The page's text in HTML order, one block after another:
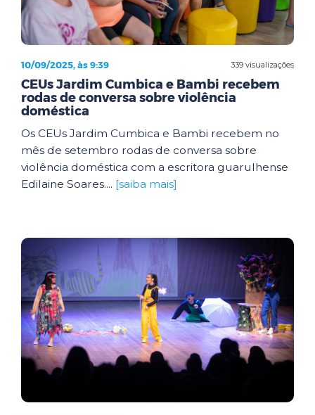
339 visualizações
10/09/2025, às 9:39
CEUs Jardim Cumbica e Bambi recebem
rodas de conversa sobre violência
doméstica
Os CEUs Jardim Cumbica e Bambi recebem no
mês de setembro rodas de conversa sobre
violência doméstica com a escritora guarulhense
Edilaine Soares.... [saiba mais]